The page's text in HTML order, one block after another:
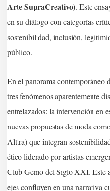
Arte SupraCreativo). Este
en su diálogo con categorías
sostenibilidad, inclusión,
público.
En el panorama contemporáneo
tres fenómenos aparentemente
entrelazados: la intervención en
nuevas propuestas de moda
Alttra) que integran
ético liderado por artistas
Club Genio del Siglo XXI. Este
ejes confluyen en una narrativa